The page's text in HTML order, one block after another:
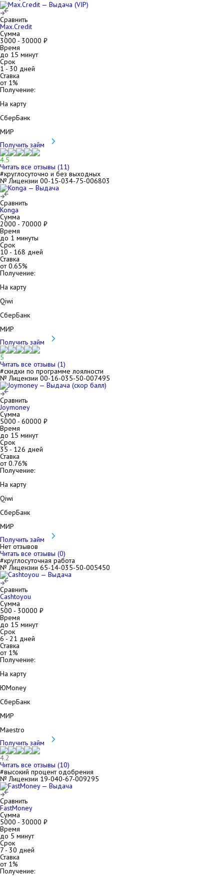
Сравнить
Max.Credit
Сумма
3000 - 30000 ₽
Время
до 15 минут
Срок
1- 30 дней
Ставка
от 1%
Получение:
На карту
СберБанк
МИР
Получить займ
4.5
Читать все отзывы (11)
#круглосуточно и без выходных
№ Лицензии 00-15-034-75-006803
Сравнить
Konga
Сумма
2000 - 70000 ₽
Время
до 1 минуты
Срок
10 - 168 дней
Ставка
от0.65%
Получение:
На карту
Qiwi
СберБанк
МИР
Получить займ
5
Читать все отзывы (1)
#скидки по программе лоялности
№ Лицензии 00-16-035-50-007495
Сравнить
Joymoney
Сумма
5000 - 60000 ₽
Время
до 15 минут
Срок
35 - 126 дней
Ставка
от0.76%
Получение:
На карту
Qiwi
СберБанк
МИР
Получить займ
Нет отзывов
Читать все отзывы (0)
#круглосуточная работа
№ Лицензии 65-14-035-50-005450
Сравнить
Cashtoyou
Сумма
500 - 30000 ₽
Время
до 15 минут
Срок
6- 21 дней
Ставка
от 1%
Получение:
На карту
ЮMoney
СберБанк
МИР
Maestro
Получить займ
4.2
Читать все отзывы (10)
#высокий процент одобрения
№ Лицензии 19-040-67-009295
Сравнить
FastMoney
Сумма
5000 - 30000 ₽
Время
до 5 минут
Срок
7- 30 дней
Ставка
от 1%
Получение: